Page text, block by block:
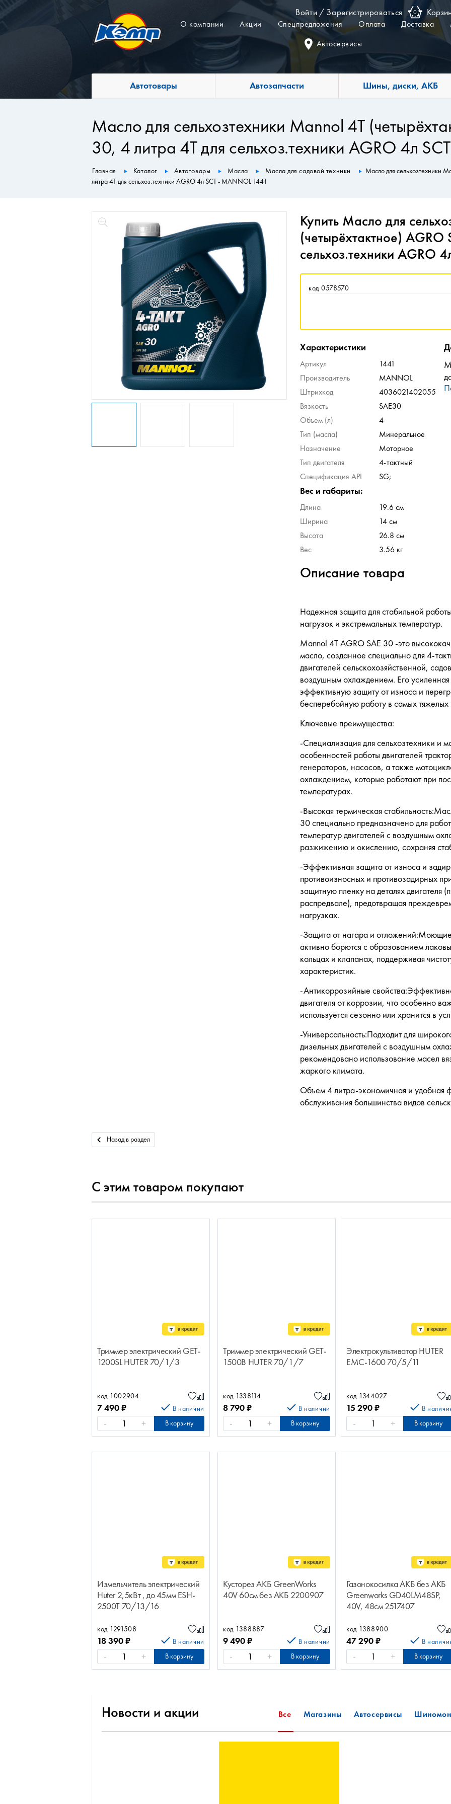
Войти / Зарегистрироваться 0
О компании Акции Спецпредложения Оплата Доставка
Автосервисы
Автотовары Автозапчасти Шины, диски, АКБ
Масло для сельхозтехники Mannol 4Т
30, 4 литра 4Т для сельхоз.техники AGRO 4л
Главная Каталог Автотовары Масла Масла для садовой техники
Масло для сельхозтехники
литра 4Т для сельхоз.техники AGRO 4л SCT - MANNOL 1441
Купить Масло для
(четырёхтактное)
сельхоз.техники AGRO
код 0578570
Характеристики
Артикул
1441
Производитель
MANNOL
Штрихкод
4036021402055
Вязкость
SAE30
Объем (л)
4
Тип (масла)
Минеральное
Назначение
Моторное
Тип двигателя
4-тактный
Спецификация API
SG;
Вес и габариты:
Длина
19.6 см
Ширина
14 см
Высота
26.8 см
Вес
3.56 кг
Описание товара
Надежная защита для стабильной
нагрузок и экстремальных температур.
Mannol 4T AGRO SAE 30 -это
масло, созданное специально для 4-
двигателей сельскохозяйственной,
воздушным охлаждением. Его
эффективную защиту от износа и
бесперебойную работу в самых тяжелых
Ключевые преимущества:
-Специализация для сельхозтехники и
особенностей работы двигателей
генераторов, насосов, а также
охлаждением, которые работают при
температурах.
-Высокая термическая
30 специально предназначено для
температур двигателей с воздушным
разжижению и окислению, сохраняя
-Эффективная защита от износа и
противоизносных и противозадирных
защитную пленку на деталях двигателя
распредвале), предотвращая
нагрузках.
-Защита от нагара и
активно борются с образованием
кольцах и клапанах, поддерживая
характеристик.
-Антикоррозийные
двигателя от коррозии, что особенно
используется сезонно или хранится в
-Универсальность:Подходит для
дизельных двигателей с воздушным
рекомендовано использование масел
жаркого климата.
Объем 4 литра-экономичная и удобная
обслуживания большинства видов
Назад в раздел
С этим товаром покупают
Триммер электрический GET-
1200SL HUTER 70/1/3
код 1002904
7 490₽ В наличии
- + В корзину
Триммер электрический GET-
1500B HUTER 70/1/7
код 1338114
8 790₽ В наличии
- + В корзину
Электрокультиватор HUTER
EMC-1600 70/5/11
код 1344027
15 290₽ В
- + В корзину
Измельчитель электрический
Huter 2,5кВт , до 45мм ESH-
2500T 70/13/16
код 1291508
18 390₽ В наличии
- + В корзину
Кусторез АКБ GreenWorks
40V 60см без АКБ 2200907
код 1388887
9 490₽ В наличии
- + В корзину
Газонокосилка АКБ без АКБ
Greenworks GD40LM48SP,
40V, 48см 2517407
код 1388900
47 290₽ В
- + В корзину
Новости и акции Все Магазины Автосервисы